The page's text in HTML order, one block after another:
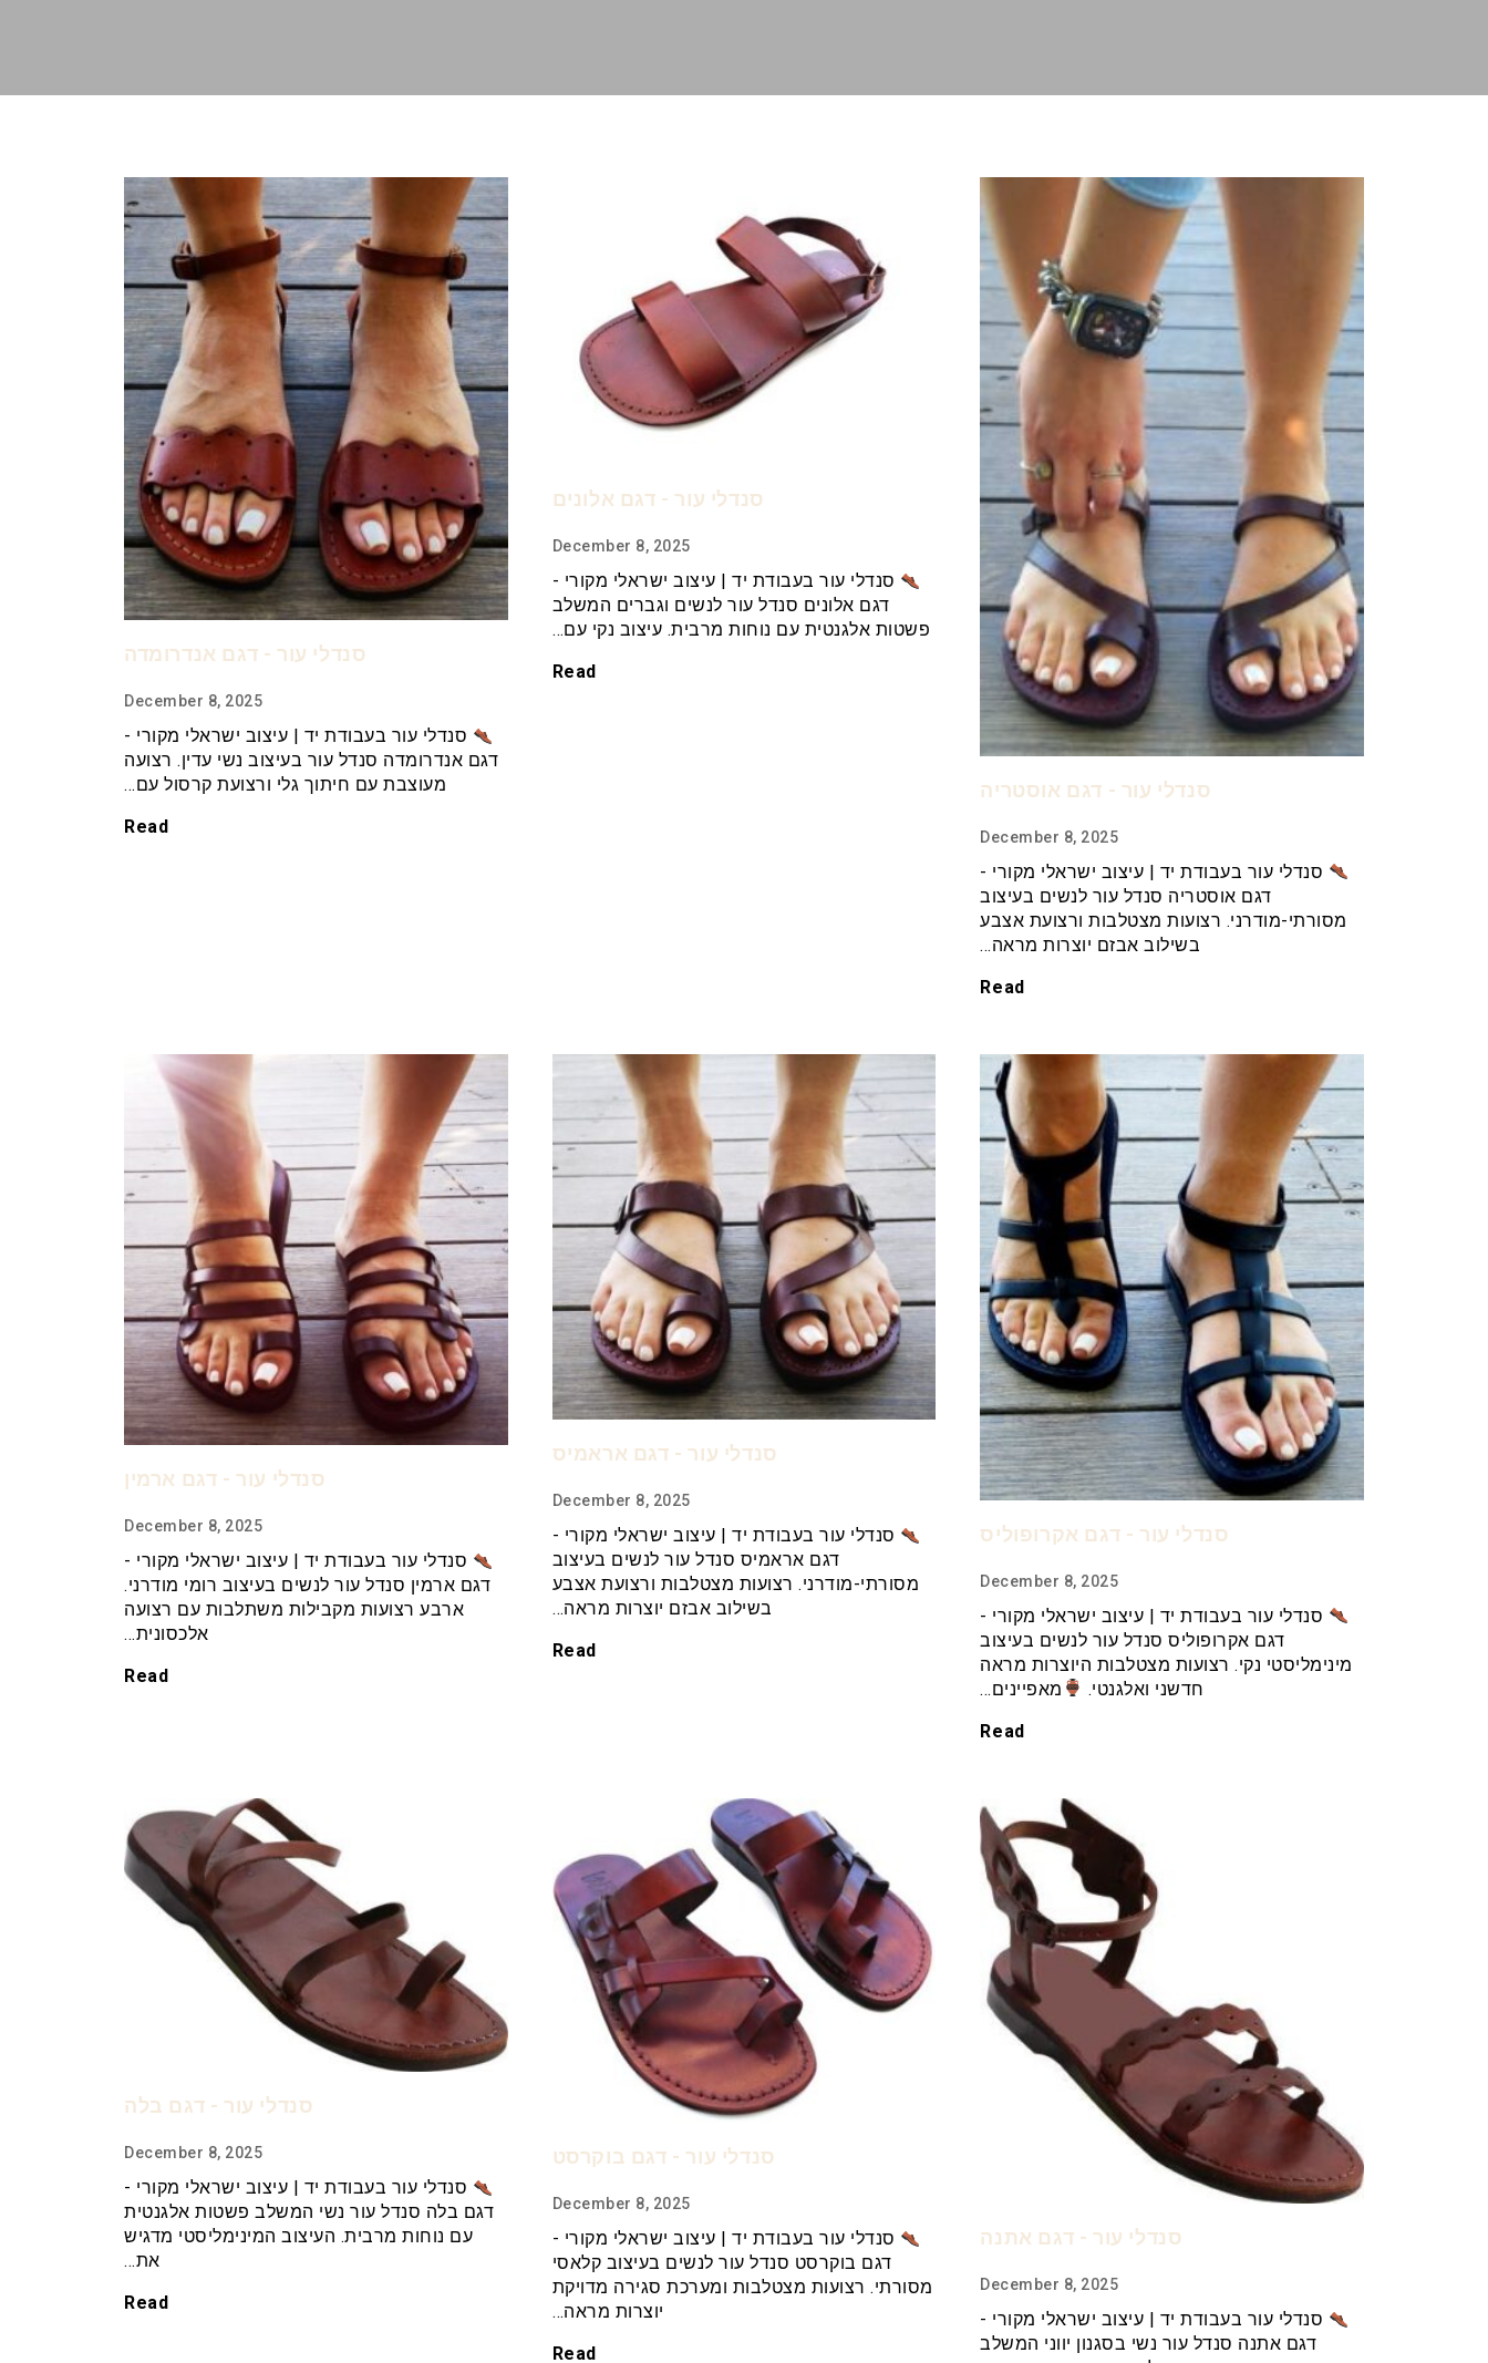
סנדלי עור - דגם אוסטריה
December 8, 2025
סנדלי עור בעבודת יד | עיצוב ישראלי מקורי -
דגם אוסטריה סנדל עור לנשים בעיצוב
מסורתי-מודרני. רצועות מצטלבות ורצועת אצבע
בשילוב אבזם יוצרות מראה…
Read
סנדלי עור - דגם אלונים
December 8, 2025
סנדלי עור בעבודת יד | עיצוב ישראלי מקורי -
דגם אלונים סנדל עור לנשים וגברים המשלב
פשטות אלגנטית עם נוחות מרבית. עיצוב נקי עם…
Read
סנדלי עור - דגם אנדרומדה
December 8, 2025
סנדלי עור בעבודת יד | עיצוב ישראלי מקורי -
דגם אנדרומדה סנדל עור בעיצוב נשי עדין. רצועה
מעוצבת עם חיתוך גלי ורצועת קרסול עם…
Read
סנדלי עור - דגם אקרופוליס
December 8, 2025
סנדלי עור בעבודת יד | עיצוב ישראלי מקורי -
דגם אקרופוליס סנדל עור לנשים בעיצוב
מינימליסטי נקי. רצועות מצטלבות היוצרות מראה
חדשני ואלגנטי.
מאפיינים…
Read
סנדלי עור - דגם אראמיס
December 8, 2025
סנדלי עור בעבודת יד | עיצוב ישראלי מקורי -
דגם אראמיס סנדל עור לנשים בעיצוב
מסורתי-מודרני. רצועות מצטלבות ורצועת אצבע
בשילוב אבזם יוצרות מראה…
Read
סנדלי עור - דגם ארמין
December 8, 2025
סנדלי עור בעבודת יד | עיצוב ישראלי מקורי -
דגם ארמין סנדל עור לנשים בעיצוב רומי מודרני.
ארבע רצועות מקבילות משתלבות עם רצועה
אלכסונית…
Read
סנדלי עור - דגם אתנה
December 8, 2025
סנדלי עור בעבודת יד | עיצוב ישראלי מקורי -
דגם אתנה סנדל עור נשי בסגנון יווני המשלב
סנדלי עור - דגם בוקרסט
December 8, 2025
סנדלי עור בעבודת יד | עיצוב ישראלי מקורי -
דגם בוקרסט סנדל עור לנשים בעיצוב קלאסי
מסורתי. רצועות מצטלבות ומערכת סגירה מדויקת
יוצרות מראה…
Read
סנדלי עור - דגם בלה
December 8, 2025
סנדלי עור בעבודת יד | עיצוב ישראלי מקורי -
דגם בלה סנדל עור נשי המשלב פשטות אלגנטית
עם נוחות מרבית. העיצוב המינימליסטי מדגיש
את…
Read